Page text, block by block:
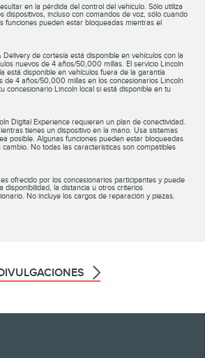
en la pérdida del control del vehículo. Sólo utiliza
dispositivos, incluso con comandos de voz, sólo cuando
funciones pueden estar bloqueadas mientras el
Delivery de cortesía está disponible en vehículos con la
nuevos de 4 años/50,000 millas. El servicio Lincoln
está disponible en vehículos fuera de la garantía
de 4 años/50,000 millas en los concesionarios Lincoln
concesionario Lincoln local si está disponible en tu
Digital Experience requieren un plan de conectividad.
tienes un dispositivo en la mano. Usa sistemas
posible. Algunas funciones pueden estar bloqueadas
No todas las características son compatibles
ofrecido por los concesionarios participantes y puede
disponibilidad, la distancia u otros criterios
No incluye los cargos de reparación y piezas.